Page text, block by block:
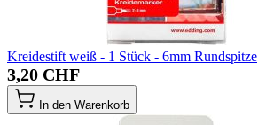
Kreidestift weiß - 1 Stück - 6mm Rundspitze
3,20 CHF
In den Warenkorb